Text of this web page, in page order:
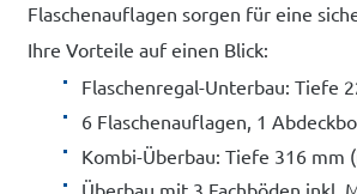
Flaschenauflagen sorgen für eine
Ihre Vorteile auf einen Blick:
Flaschenregal-Unterbau: Tiefe
6 Flaschenauflagen, 1
Kombi-Überbau: Tiefe 316 mm